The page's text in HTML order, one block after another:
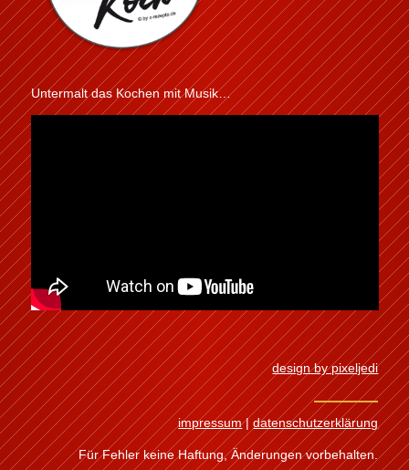
Untermalt das Kochen mit Musik…
design by pixeljedi
impressum|datenschutzerklärung
Für Fehler keine Haftung, Änderungen vorbehalten.